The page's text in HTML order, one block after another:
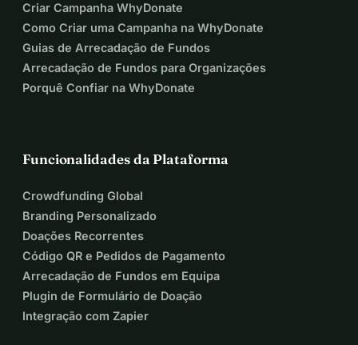
Criar Campanha WhyDonate
Como Criar uma Campanha na WhyDonate
Guias de Arrecadação de Fundos
Arrecadação de Fundos para Organizações
Porquê Confiar na WhyDonate
Funcionalidades da Plataforma
Crowdfunding Global
Branding Personalizado
Doações Recorrentes
Código QR e Pedidos de Pagamento
Arrecadação de Fundos em Equipa
Plugin de Formulário de Doação
Integração com Zapier